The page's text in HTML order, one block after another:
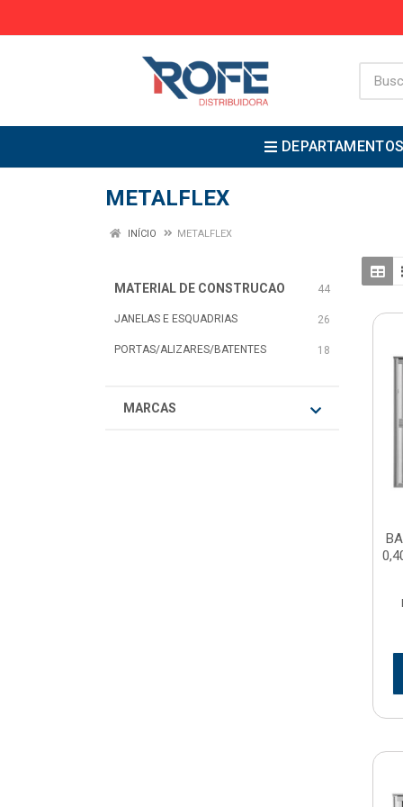
METALFLEX
INÍCIO METALFLEX
MATERIAL DE CONSTRUCAO 44
JANELAS E ESQUADRIAS 26
PORTAS/ALIZARES/BATENTES 18
MARCAS